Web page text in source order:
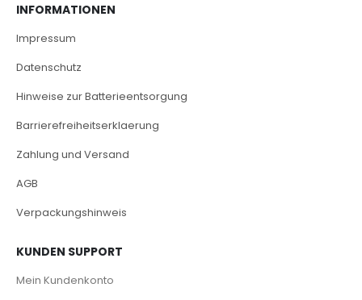
INFORMATIONEN
Impressum
Datenschutz
Hinweise zur Batterieentsorgung
Barrierefreiheitserklaerung
Zahlung und Versand
AGB
Verpackungshinweis
KUNDEN SUPPORT
Mein Kundenkonto